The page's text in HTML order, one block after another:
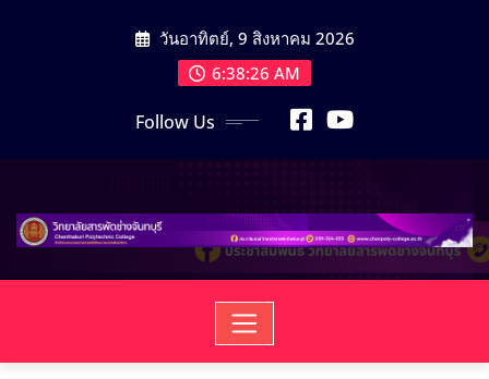
วันอาทิตย์, 9 สิงหาคม 2026
6:38:28 AM
Follow Us